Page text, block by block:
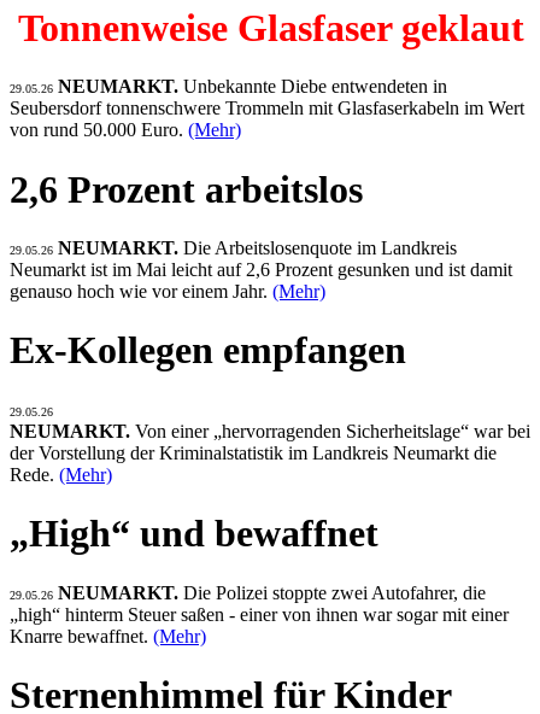
Tonnenweise Glasfaser geklaut
29.05.26 NEUMARKT. Unbekannte Diebe entwendeten in
Seubersdorf tonnenschwere Trommeln mit Glasfaserkabeln im Wert
von rund 50.000 Euro. (Mehr)
2,6 Prozent arbeitslos
29.05.26 NEUMARKT. Die Arbeitslosenquote im Landkreis
Neumarkt ist im Mai leicht auf 2,6 Prozent gesunken und ist damit
genauso hoch wie vor einem Jahr. (Mehr)
Ex-Kollegen empfangen
29.05.26
NEUMARKT. Von einer „hervorragenden Sicherheitslage“ war bei
der Vorstellung der Kriminalstatistik im Landkreis Neumarkt die
Rede. (Mehr)
„High“ und bewaffnet
29.05.26 NEUMARKT. Die Polizei stoppte zwei Autofahrer, die
„high“ hinterm Steuer saßen - einer von ihnen war sogar mit einer
Knarre bewaffnet. (Mehr)
Sternenhimmel für Kinder